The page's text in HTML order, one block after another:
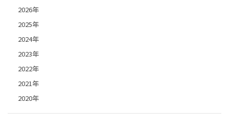
2026年
2025年
2024年
2023年
2022年
2021年
2020年